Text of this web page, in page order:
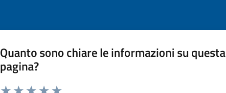
Quanto sono chiare le informazioni su questa
pagina?
Valuta da 1 a 5 stelle la pagina